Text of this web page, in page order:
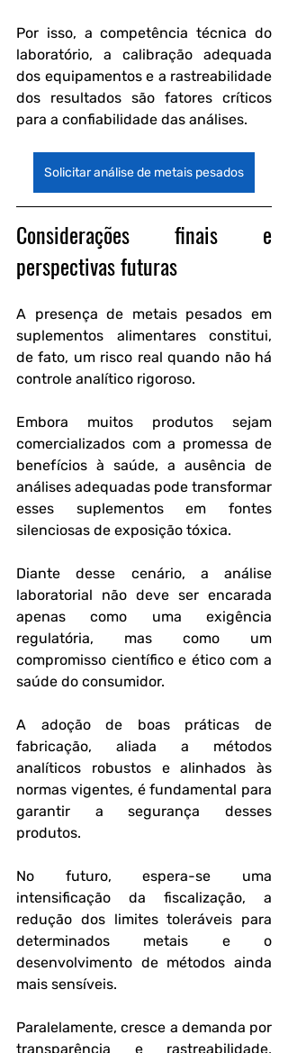
Por isso, a competência técnica do
laboratório, a calibração adequada
dos equipamentos e a rastreabilidade
dos resultados são fatores críticos
para a confiabilidade das análises.
Solicitar análise de metais pesados
Considerações finais e
perspectivas futuras
A presença de metais pesados em
suplementos alimentares constitui,
de fato, um risco real quando não há
controle analítico rigoroso.
Embora muitos produtos sejam
comercializados com a promessa de
benefícios à saúde, a ausência de
análises adequadas pode transformar
esses suplementos em fontes
silenciosas de exposição tóxica.
Diante desse cenário, a análise
laboratorial não deve ser encarada
apenas como uma exigência
regulatória, mas como um
compromisso científico e ético com a
saúde do consumidor.
A adoção de boas práticas de
fabricação, aliada a métodos
analíticos robustos e alinhados às
normas vigentes, é fundamental para
garantir a segurança desses
produtos.
No futuro, espera-se uma
intensificação da fiscalização, a
redução dos limites toleráveis para
determinados metais e o
desenvolvimento de métodos ainda
mais sensíveis.
Paralelamente, cresce a demanda por
transparência e rastreabilidade,